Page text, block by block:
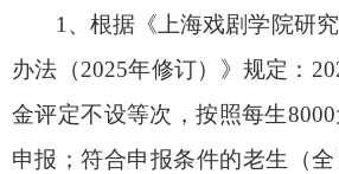
1 、根据《上海戏剧学院研
办法（2025年修订）》规定：
金评定不设等次，按照每生8000
申报； 符合申报条件的老生 （全